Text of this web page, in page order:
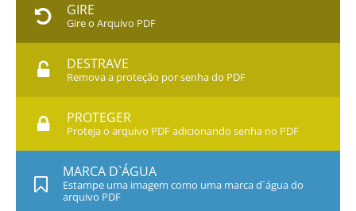
GIRE
Gire o Arquivo PDF
DESTRAVE
Remova a proteção por senha do PDF
PROTEGER
Proteja o arquivo PDF adicionando senha no PDF
MARCA D`ÁGUA
Estampe uma imagem como uma marca d`água do
arquivo PDF